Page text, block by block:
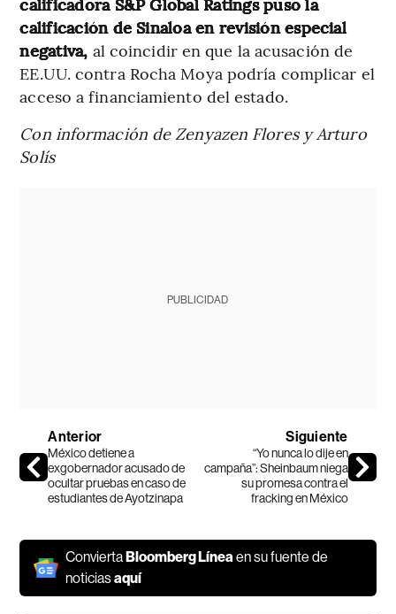
calificación de Sinaloa en revisión especial
negativa, al coincidir en que la acusación de
EE.UU. contra Rocha Moya podría complicar el
acceso a financiamiento del estado.
Con información de Zenyazen Flores y Arturo
Solís
PUBLICIDAD
Anterior
México detiene a
exgobernador acusado de
ocultar pruebas en caso de
estudiantes de Ayotzinapa
Siguiente
“Yo nunca lo dije en
campaña”: Sheinbaum niega
su promesa contra el
fracking en México
ConviertaBloomberg Líneaen su fuente de
noticiasaquí